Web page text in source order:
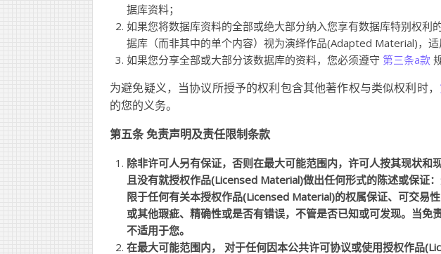
据库资料；
如果您将数据库资料的全部或绝大部分纳入您享有数据库特别权利
据库（而非其中的单个内容）视为演绎作品(Adapted Material)，适
如果您分享全部或大部分该数据库的资料，您必须遵守 第三条a款
为避免疑义，当协议所授予的权利包含其他著作权与类似权利时，
的您的义务。
第五条 免责声明及责任限制条款
除非许可人另有保证，否则在最大可能范围内，许可人按其现状和
且没有就授权作品(Licensed Material)做出任何形式的陈述或保证
限于任何有关本授权作品(Licensed Material)的权属保证、可交易
或其他瑕疵、精确性或是否有错误，不管是否已知或可发现。当免
不适用于您。
在最大可能范围内， 对于任何因本公共许可协议或使用授权作品